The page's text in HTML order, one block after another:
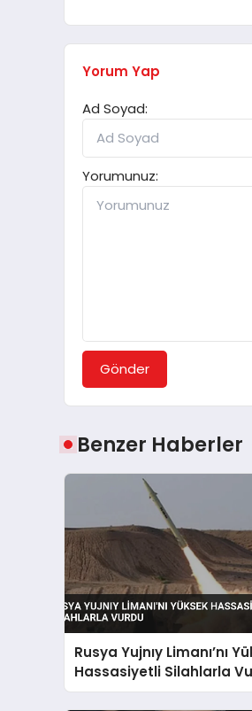
Yorum Yap
Ad Soyad:
Yorumunuz:
Gönder
Benzer Haberler
Rusya Yujnıy Limanı’nı
Hassasiyetli Silahlarla